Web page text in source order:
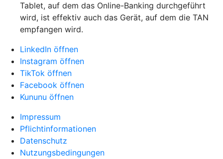
Tablet, auf dem das Online-Banking durchgeführt
wird, ist effektiv auch das Gerät, auf dem die TAN
empfangen wird.
LinkedIn öffnen
Instagram öffnen
TikTok öffnen
Facebook öffnen
Kununu öffnen
Impressum
Pflichtinformationen
Datenschutz
Nutzungsbedingungen